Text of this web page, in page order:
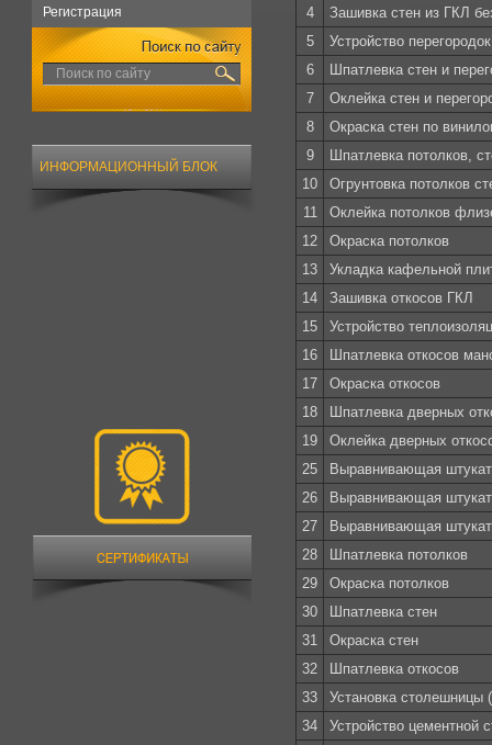
4
Зашивка стен из ГКЛ
5
Устройство
6
Шпатлевка стен и
7
Оклейка стен и
8
Окраска стен по
9
Шпатлевка потолков,
10
Огрунтовка потолков
11
Оклейка потолков
12
Окраска потолков
13
Укладка кафельной
14
Зашивка откосов ГКЛ
15
Устройство
16
Шпатлевка откосов
17
Окраска откосов
18
Шпатлевка дверных
19
Оклейка дверных
25
Выравнивающая
26
Выравнивающая
27
Выравнивающая
28
Шпатлевка потолков
29
Окраска потолков
30
Шпатлевка стен
31
Окраска стен
32
Шпатлевка откосов
33
Установка столешницы
34
Устройство цементной
Регистрация
ИНФОРМАЦИОННЫЙ БЛОК